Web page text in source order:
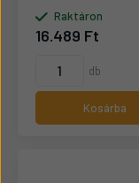
Raktáron
16.489 Ft
db
Kosárba